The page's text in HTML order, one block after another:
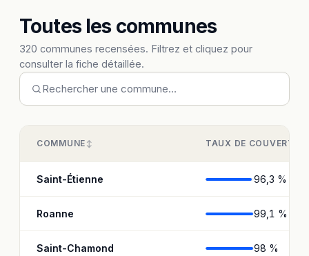
Toutes les communes
320 communes recensées. Filtrez et cliquez pour
consulter la fiche détaillée.
COMMUNE TAUX DE
Saint-Étienne 96,3 %
Roanne 99,1 %
Saint-Chamond 98 %